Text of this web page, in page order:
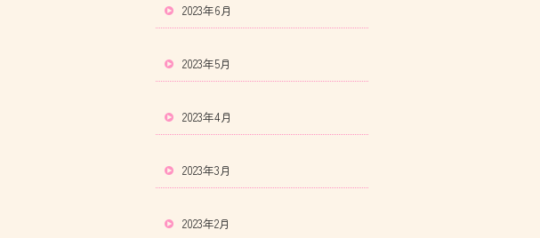
2023年6月
2023年5月
2023年4月
2023年3月
2023年2月